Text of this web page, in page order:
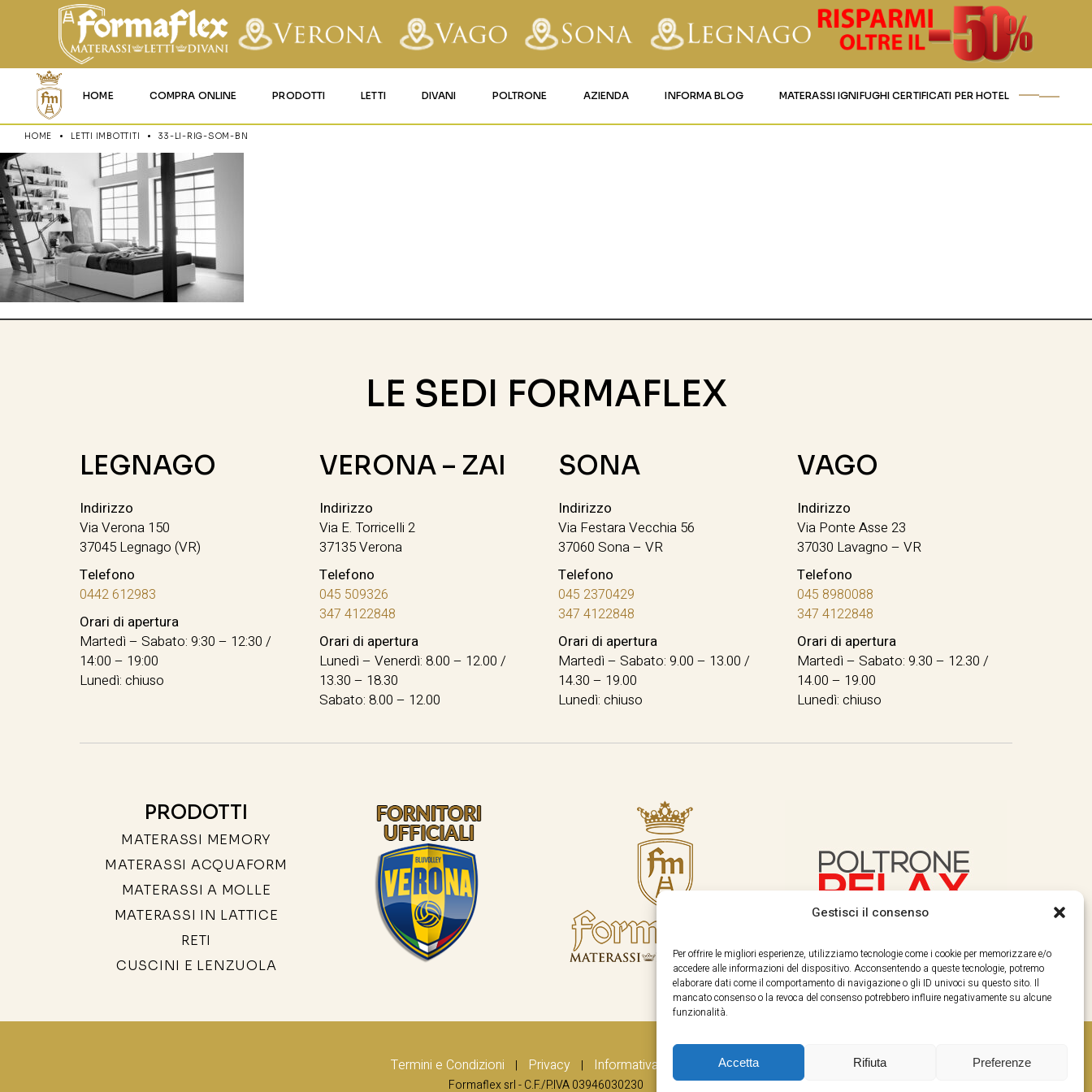
Gestisci il consenso
Per offrire le migliori esperienze, utilizziamo tecnologie come i cookie per memorizzare e/o
accedere alle informazioni del dispositivo. Acconsentendo a queste tecnologie, potremo
elaborare dati come il comportamento di navigazione o gli ID univoci su questo sito. Il
mancato consenso o la revoca del consenso potrebbero influire negativamente su alcune
funzionalità.
Accetta Rifiuta Preferenze
HOME COMPRA ONLINE PRODOTTI
GARANZIA E UTILIZZO
LETTI DIVANI POLTRONE AZIENDA INFORMA BLOG MATERASSI IGNIFUGHI CERTIFICATI PER HOTEL
HOME LETTI IMBOTTITI 33-LI-RIG-SOM-BN
LE SEDI FORMAFLEX
LEGNAGO
Indirizzo
Via Verona 150
37045 Legnago (VR)
Telefono
0442 612983
Orari di apertura
Martedì – Sabato: 9:30 – 12:30 /
14:00 – 19:00
Lunedì: chiuso
VERONA – ZAI
Indirizzo
Via E. Torricelli 2
37135 Verona
Telefono
045 509326
347 4122848
Orari di apertura
Lunedì – Venerdì: 8.00 – 12.00 /
13.30 – 18.30
Sabato: 8.00 – 12.00
SONA
Indirizzo
Via Festara Vecchia 56
37060 Sona – VR
Telefono
045 2370429
347 4122848
Orari di apertura
Martedì – Sabato: 9.00 – 13.00 /
14.30 – 19.00
Lunedì: chiuso
VAGO
Indirizzo
Via Ponte Asse 23
37030 Lavagno – VR
Telefono
045 8980088
347 4122848
Orari di apertura
Martedì – Sabato: 9.30 – 12.30 /
14.00 – 19.00
Lunedì: chiuso
PRODOTTI
MATERASSI MEMORY
MATERASSI ACQUAFORM
MATERASSI A MOLLE
MATERASSI IN LATTICE
RETI
CUSCINI E LENZUOLA
Termini e Condizioni | Privacy | Informativa Cookie
Formaflex srl - C.F./P.IVA 03946030230